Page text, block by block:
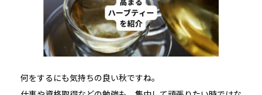
何をするにも気持ちの良い秋ですね。